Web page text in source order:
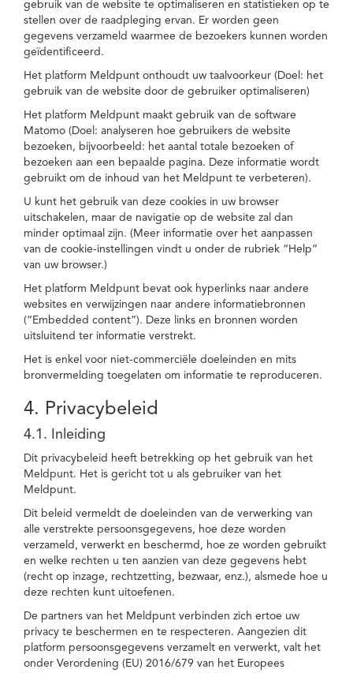
gebruik van de website te optimaliseren en statistieken op te
stellen over de raadpleging ervan. Er worden geen
gegevens verzameld waarmee de bezoekers kunnen worden
geïdentificeerd.
Het platform Meldpunt onthoudt uw taalvoorkeur (Doel: het
gebruik van de website door de gebruiker optimaliseren)
Het platform Meldpunt maakt gebruik van de software
Matomo (Doel: analyseren hoe gebruikers de website
bezoeken, bijvoorbeeld: het aantal totale bezoeken of
bezoeken aan een bepaalde pagina. Deze informatie wordt
gebruikt om de inhoud van het Meldpunt te verbeteren).
U kunt het gebruik van deze cookies in uw browser
uitschakelen, maar de navigatie op de website zal dan
minder optimaal zijn. (Meer informatie over het aanpassen
van de cookie-instellingen vindt u onder de rubriek “Help”
van uw browser.)
Het platform Meldpunt bevat ook hyperlinks naar andere
websites en verwijzingen naar andere informatiebronnen
(“Embedded content”). Deze links en bronnen worden
uitsluitend ter informatie verstrekt.
Het is enkel voor niet-commerciële doeleinden en mits
bronvermelding toegelaten om informatie te reproduceren.
4. Privacybeleid
4.1. Inleiding
Dit privacybeleid heeft betrekking op het gebruik van het
Meldpunt. Het is gericht tot u als gebruiker van het
Meldpunt.
Dit beleid vermeldt de doeleinden van de verwerking van
alle verstrekte persoonsgegevens, hoe deze worden
verzameld, verwerkt en beschermd, hoe ze worden gebruikt
en welke rechten u ten aanzien van deze gegevens hebt
(recht op inzage, rechtzetting, bezwaar, enz.), alsmede hoe u
deze rechten kunt uitoefenen.
De partners van het Meldpunt verbinden zich ertoe uw
privacy te beschermen en te respecteren. Aangezien dit
platform persoonsgegevens verzamelt en verwerkt, valt het
onder Verordening (EU) 2016/679 van het Europees